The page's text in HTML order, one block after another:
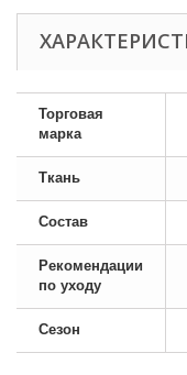
Торговая
марка
Ткань
Состав
Рекомендации
по уходу
Сезон